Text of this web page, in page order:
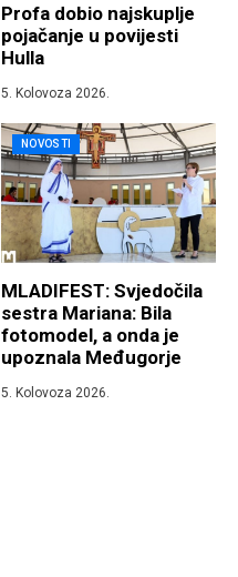
Profa dobio najskuplje
pojačanje u povijesti
Hulla
5. Kolovoza 2026.
NOVOSTI
MLADIFEST: Svjedočila
sestra Mariana: Bila
fotomodel, a onda je
upoznala Međugorje
5. Kolovoza 2026.